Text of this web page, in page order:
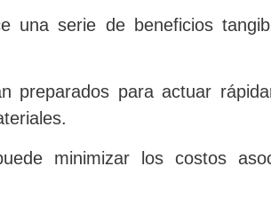
una serie de beneficios
preparados para actuar
minimizar los costos